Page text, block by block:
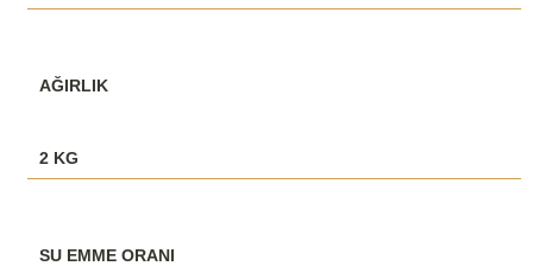
AĞIRLIK
2 KG
SU EMME ORANI